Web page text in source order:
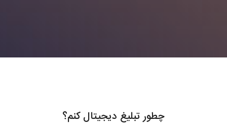
چطور تبلیغ دیجیتال کنم؟